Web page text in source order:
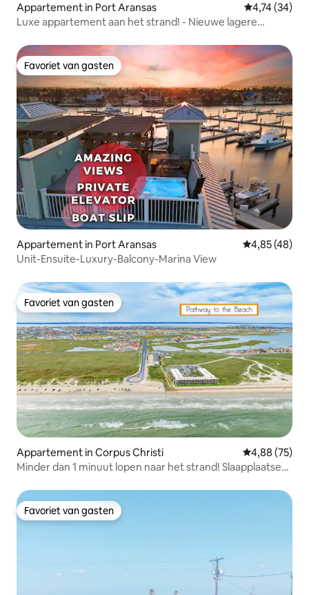
Appartement in Port Aransas Gemiddelde
4,74 (34)
Luxe appartement aan het strand! - Nieuwe lagere
Favoriet van gasten
Favoriet van gasten
Appartement in Port Aransas Gemiddelde
4,85 (48)
Unit-Ensuite-Luxury-Balcony-Marina View
Favoriet van gasten
Favoriet van gasten
Appartement in Corpus Christi Gemiddelde
4,88 (75)
Minder dan 1 minuut lopen naar het strand! Slaapplaatsen
Favoriet van gasten
Favoriet van gasten